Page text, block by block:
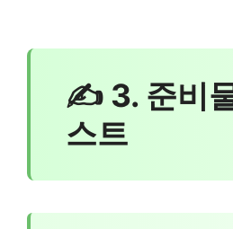
✍ 3. 준비
스트